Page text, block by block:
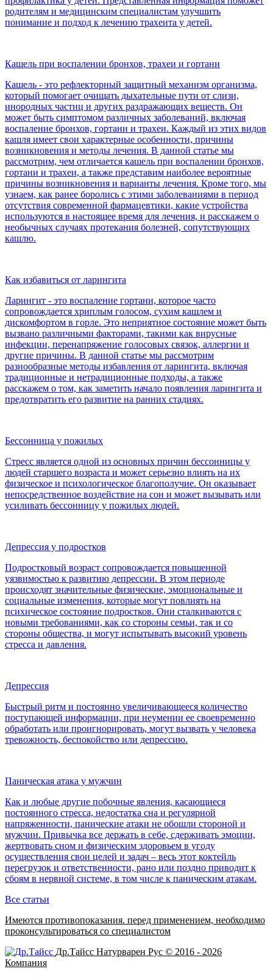
родителям и медицинским специалистам улучшить
понимание и подход к лечению трахеита у детей.
Кашель при воспалении бронхов, трахеи и гортани
Кашель - это рефлекторный защитный механизм организма,
который помогает очищать дыхательные пути от слизи,
инородных частиц и других раздражающих веществ. Он
может быть симптомом различных заболеваний, включая
воспаление бронхов, гортани и трахеи. Каждый из этих видов
кашля имеет свои характерные особенности, причины
возникновения и методы лечения. В данной статье мы
рассмотрим, чем отличается кашель при воспалении бронхов,
гортани и трахеи, а также представим наиболее вероятные
причины возникновения и варианты лечения. Кроме того, мы
узнаем, как ранее боролись с этими заболеваниями в период
отсутствия современной фармацевтики, какие устройства
используются в настоящее время для лечения, и расскажем о
необычных случаях протекания болезней, сопутствующих
кашлю.
Как избавиться от ларингита
Ларингит - это воспаление гортани, которое часто
сопровождается хриплым голосом, сухим кашлем и
дискомфортом в горле. Это неприятное состояние может быть
вызвано различными факторами, такими как вирусные
инфекции, перенапряжение голосовых связок, аллергии и
другие причины. В данной статье мы рассмотрим
разнообразные методы избавления от ларингита, включая
традиционные и нетрадиционные подходы, а также
расскажем о том, как заметить начало появления ларингита и
предотвратить его развитие на ранних стадиях.
Бессонница у пожилых
Стресс является одной из основных причин бессонницы у
людей старшего возраста и может серьезно влиять на их
физическое и психологическое благополучие. Он оказывает
непосредственное воздействие на сон и может вызывать или
усиливать бессонницу у пожилых людей.
Депрессия у подростков
Подростковый возраст сопровождается повышенной
уязвимостью к развитию депрессии. В этом периоде
происходят значительные физические, эмоциональные и
социальные изменения, которые могут повлиять на
психическое состояние подростков. Они сталкиваются с
новыми требованиями, как со стороны семьи, так и со
стороны общества, и могут испытывать высокий уровень
стресса и давления.
Депрессия
Быстрый ритм и постоянно увеличивающееся количество
поступающей информации, при неумении ее своевременно
обработать или проигнорировать, могут вызвать у человека
тревожность, беспокойство или депрессию.
Паническая атака у мужчин
Как и любые другие побочные явления, касающиеся
постоянного стресса, недостатка сна и регулярной
напряженности, панические атаки не обошли стороной и
мужчин. Привычка все держать в себе, сдерживать эмоции,
жертвовать сном и физическим здоровьем в угоду
осуществления свои целей и задач – весь этот коктейль
перегрузок и ответственности, рано или поздно приводит к
сбоям в нервной системе, в том числе к паническим атакам.
Все статьи
Имеются противопоказания. перед применением, необходимо
проконсультироваться со специалистом
Др.Тайсс Натурварен Рус © 2016 - 2026
Компания